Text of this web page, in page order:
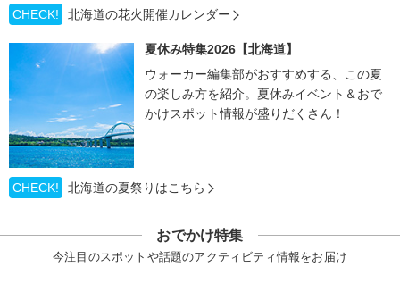
CHECK!
北海道の花火開催カレンダー
夏休み特集2026【北海道】
ウォーカー編集部がおすすめする、この夏
の楽しみ方を紹介。夏休みイベント＆おで
かけスポット情報が盛りだくさん！
CHECK! 北海道の夏祭りはこちら
おでかけ特集
今注目のスポットや話題のアクティビティ情報をお届け